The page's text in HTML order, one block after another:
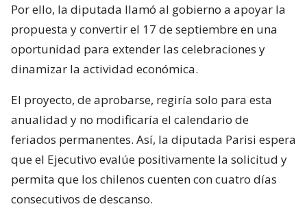
Por ello, la diputada llamó al gobierno a apoyar la
propuesta y convertir el 17 de septiembre en una
oportunidad para extender las celebraciones y
dinamizar la actividad económica.
El proyecto, de aprobarse, regiría solo para esta
anualidad y no modificaría el calendario de
feriados permanentes. Así, la diputada Parisi espera
que el Ejecutivo evalúe positivamente la solicitud y
permita que los chilenos cuenten con cuatro días
consecutivos de descanso.